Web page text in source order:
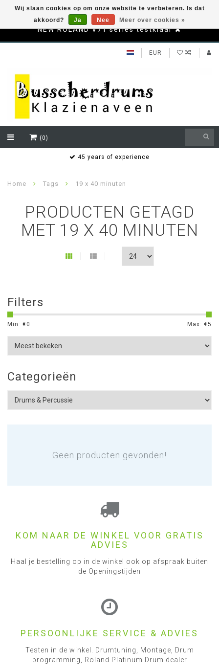
NEW ROLAND V71 series testklaar
EUR
(0)
45 years of experience
Home Tags 19 x 40 minuten
PRODUCTEN GETAGD
MET 19 X 40 MINUTEN
Filters
Min: €0 Max: €5
Categorieën
Geen producten gevonden!
Wij slaan cookies op om onze website te verbeteren. Is dat
akkoord?
Ja Nee Meer over cookies »
KOM NAAR DE WINKEL VOOR GRATIS
ADVIES
Haal je bestelling op in de winkel ook op afspraak buiten
de Openingstijden
PERSOONLIJKE SERVICE & ADVIES
Testen in de winkel. Drumtuning, Montage, Drum
programming, Roland Platinum Drum dealer